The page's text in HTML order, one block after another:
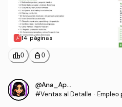
14 páginas
leaderboard0 personal_bag 0
@Ana_Apuntes
#Ventas al Detalle · Empleo